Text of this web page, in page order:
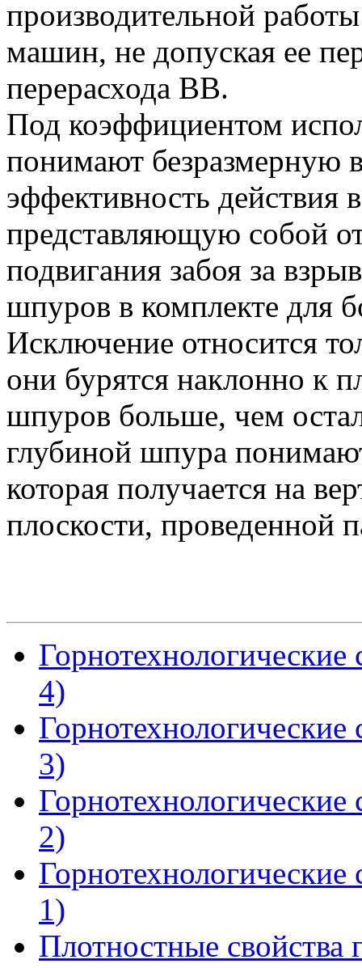
производительной
машин, не допуская ее
перерасхода ВВ.
Под коэффициентом
понимают безразмерную
эффективность действия
представляющую собой
подвигания забоя за
шпуров в комплекте для
Исключение относится
они бурятся наклонно к
шпуров больше, чем
глубиной шпура
которая получается на
плоскости, проведенной
Горнотехнологические
4)
Горнотехнологические
3)
Горнотехнологические
2)
Горнотехнологические
1)
Плотностные свойства